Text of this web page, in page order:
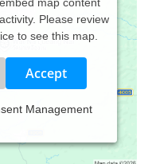
Please review
to see this map.
Accept
Management